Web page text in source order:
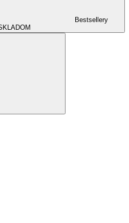
Bestsellery